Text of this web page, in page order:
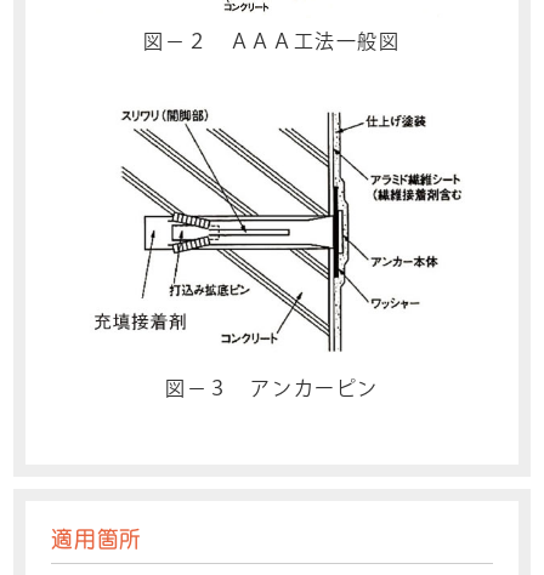
図－２ ＡＡＡ工法一般図
図－３ アンカーピン
適用箇所